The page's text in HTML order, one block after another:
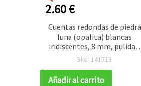
2.60 €
Cuentas redondas de piedra
luna (opalita) blancas
iridiscentes, 8 mm, pulidas,
aprox. 47 uds por tira —
manualidades DIY
Sku: 141513
Añadir al carrito